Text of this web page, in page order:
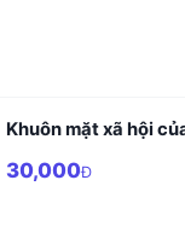
Khuôn mặt xã hội
30,000Đ